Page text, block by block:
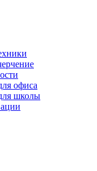
офиса
школы